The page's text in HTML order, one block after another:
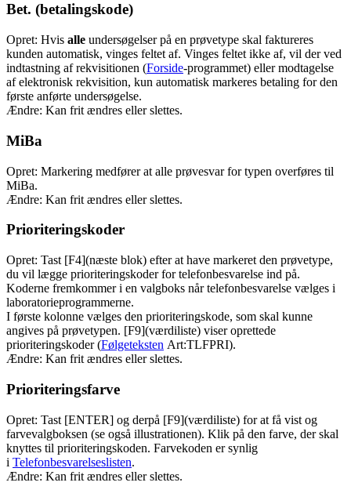
Bet. (betalingskode)
Opret: Hvis alle undersøgelser på en prøvetype skal faktureres
kunden automatisk, vinges feltet af. Vinges feltet ikke af, vil der ved
indtastning af rekvisitionen (Forside-programmet) eller modtagelse
af elektronisk rekvisition, kun automatisk markeres betaling for den
første anførte undersøgelse.
Ændre: Kan frit ændres eller slettes.
MiBa
Opret: Markering medfører at alle prøvesvar for typen overføres til
MiBa.
Ændre: Kan frit ændres eller slettes.
Prioriteringskoder
Opret: Tast [F4](næste blok) efter at have markeret den prøvetype,
du vil lægge prioriteringskoder for telefonbesvarelse ind på.
Koderne fremkommer i en valgboks når telefonbesvarelse vælges i
laboratorieprogrammerne.
I første kolonne vælges den prioriteringskode, som skal kunne
angives på prøvetypen. [F9](værdiliste) viser oprettede
prioriteringskoder (Følgeteksten Art:TLFPRI).
Ændre: Kan frit ændres eller slettes.
Prioriteringsfarve
Opret: Tast [ENTER] og derpå [F9](værdiliste) for at få vist og
farvevalgboksen (se også illustrationen). Klik på den farve, der skal
knyttes til prioriteringskoden. Farvekoden er synlig
i Telefonbesvarelseslisten.
Ændre: Kan frit ændres eller slettes.